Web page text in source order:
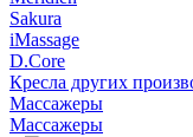
Sakura
iMassage
D.Core
Кресла других
Массажеры
Массажеры